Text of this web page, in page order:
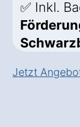
✅ Inkl.
Jetzt